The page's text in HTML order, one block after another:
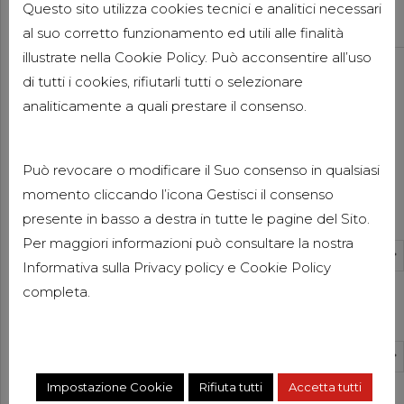
IMPOSTE INTEGRATIVE
11 GIUGNO 2026
Consulenza Aziendale
Pubblicazioni
Pubblicazioni Elisabetta Pacitti
DORA: LA NUOVA NORMATIVA
3 GIUGNO 2026
News
FORBES ITALIA 100
PROFESSIONALS 2026
27 MAGGIO 2026
VENTESIMO PACCHETTO
Categorie
Select Category
Questo sito utilizza cookies tecnici e analitici necessari
al suo corretto funzionamento ed utili alle finalità
illustrate nella Cookie Policy. Può acconsentire all’uso
di tutti i cookies, rifiutarli tutti o selezionare
analiticamente a quali prestare il consenso.
Può revocare o modificare il Suo consenso in qualsiasi
momento cliccando l’icona Gestisci il consenso
presente in basso a destra in tutte le pagine del Sito.
Per maggiori informazioni può consultare la nostra
Informativa sulla Privacy policy e Cookie Policy
completa.
Impostazione Cookie Rifiuta tutti Accetta tutti